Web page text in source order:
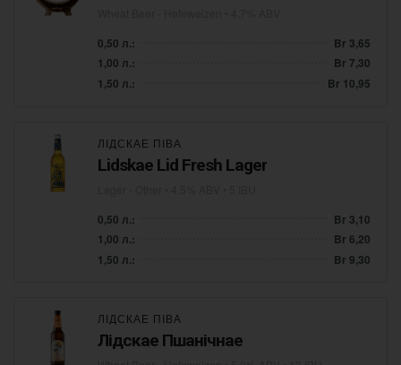
0,50 л.:
Br 3,65
1,00 л.:
Br 7,30
1,50 л.:
Br 10,95
ЛІДСКАЕ ПІВА
Lidskae Lid Fresh Lager
0,50 л.:
Br 3,10
1,00 л.:
Br 6,20
1,50 л.:
Br 9,30
ЛІДСКАЕ ПІВА
Лідскае Пшанічнае